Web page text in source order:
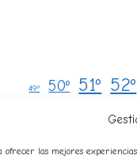
ofrecer las mejores
49º 50º 51º 52º